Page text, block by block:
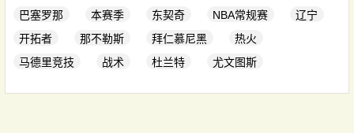
巴塞罗那
本赛季 东契奇 NBA常规赛
辽宁
开拓者
那不勒斯 拜仁慕尼黑
热火
马德里竞技
战术 杜兰特 尤文图斯